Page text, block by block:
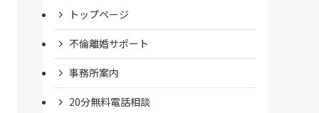
トップページ
不倫離婚サポート
事務所案内
20分無料電話相談